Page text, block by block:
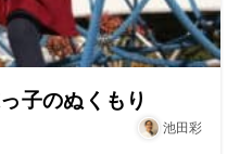
子のぬくもり
池田彩